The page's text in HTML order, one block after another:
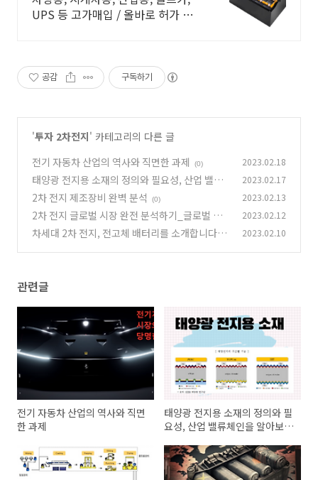
UPS 등 고가매입 / 올바로 허가 업
공감 구독하기
'투자 2차전지' 카테고리의 다른 글
전기 자동차 산업의 역사와 직면한 과제
(0) 2023.02.18
태양광 전지용 소재의 정의와 필요성, 산업 밸류
체인을 알아보자.
(0)
2023.02.17
2차 전지 제조장비 완벽 분석 (0) 2023.02.13
2차 전지 글로벌 시장 완전 분석하기_글로벌 경
쟁 현황 분석
(0)
2023.02.12
차세대 2차 전지, 전고체 배터리를 소개합니다. 2023.02.10
관련글
전기 자동차 산업의 역사와 직면
한 과제
태양광 전지용 소재의 정의와 필
요성, 산업 밸류체인을 알아보